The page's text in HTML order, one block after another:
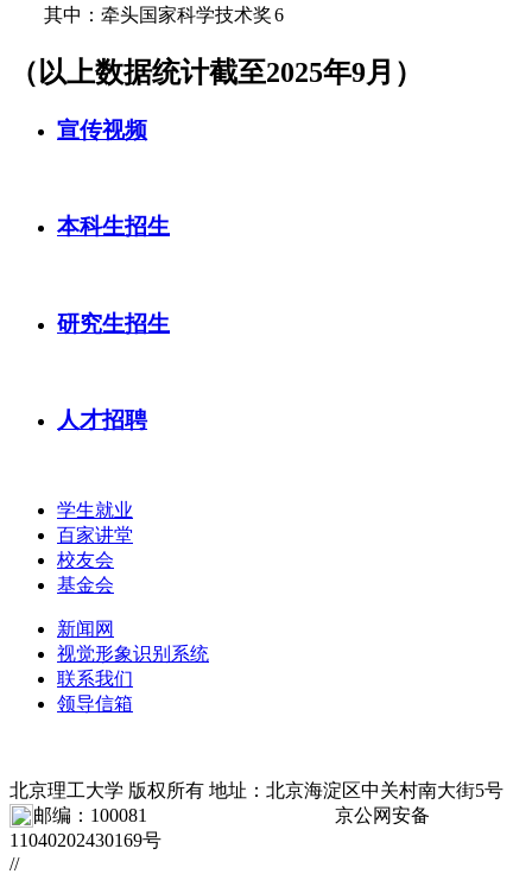
其中：牵头国家科学技术奖6
（以上数据统计截至2025年9月）
宣传视频
本科生招生
研究生招生
人才招聘
学生就业
百家讲堂
校友会
基金会
新闻网
视觉形象识别系统
联系我们
领导信箱
北京理工大学 版权所有 地址：北京海淀区中关村南大街5号
邮编：100081
京公网安备
11040202430169号
//